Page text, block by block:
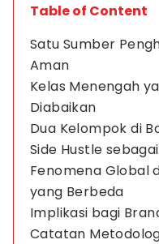
Table of Content
Satu Sumber
Aman
Kelas Menengah
Diabaikan
Dua Kelompok di
Side Hustle
Fenomena Global
yang Berbeda
Implikasi bagi
Catatan